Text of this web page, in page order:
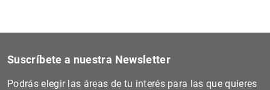
Suscríbete a nuestra Newsletter
Podrás elegir las áreas de tu interés para las que quieres